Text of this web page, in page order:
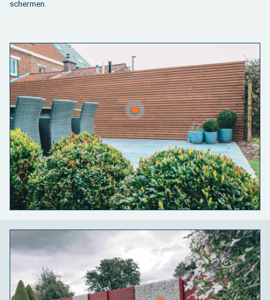
scher­men.